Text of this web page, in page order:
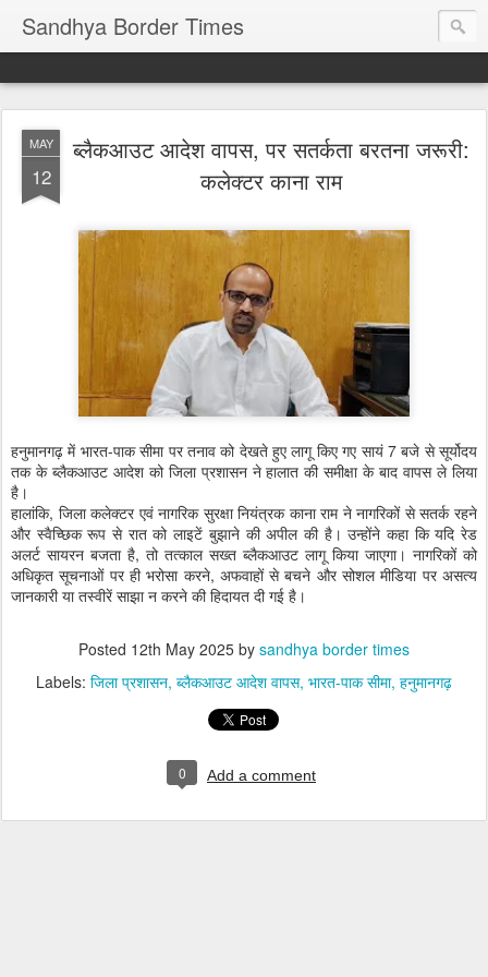
Sandhya Border Times
MAY
12
ब्लैकआउट आदेश वापस, पर सतर्कता बरतना जरूरी:
कलेक्टर काना राम
हनुमानगढ़ में भारत-पाक सीमा पर तनाव को देखते हुए लागू किए गए सायं 7 बजे से सूर्योदय
तक के ब्लैकआउट आदेश को जिला प्रशासन ने हालात की समीक्षा के बाद वापस ले लिया
है।
हालांकि, जिला कलेक्टर एवं नागरिक सुरक्षा नियंत्रक काना राम ने नागरिकों से सतर्क रहने
और स्वैच्छिक रूप से रात को लाइटें बुझाने की अपील की है। उन्होंने कहा कि यदि रेड
अलर्ट सायरन बजता है, तो तत्काल सख्त ब्लैकआउट लागू किया जाएगा। नागरिकों को
अधिकृत सूचनाओं पर ही भरोसा करने, अफवाहों से बचने और सोशल मीडिया पर असत्य
जानकारी या तस्वीरें साझा न करने की हिदायत दी गई है।
Posted 12th May 2025 by sandhya border times
Labels: जिला प्रशासन ब्लैकआउट आदेश वापस भारत-पाक सीमा हनुमानगढ़
0 Add a comment